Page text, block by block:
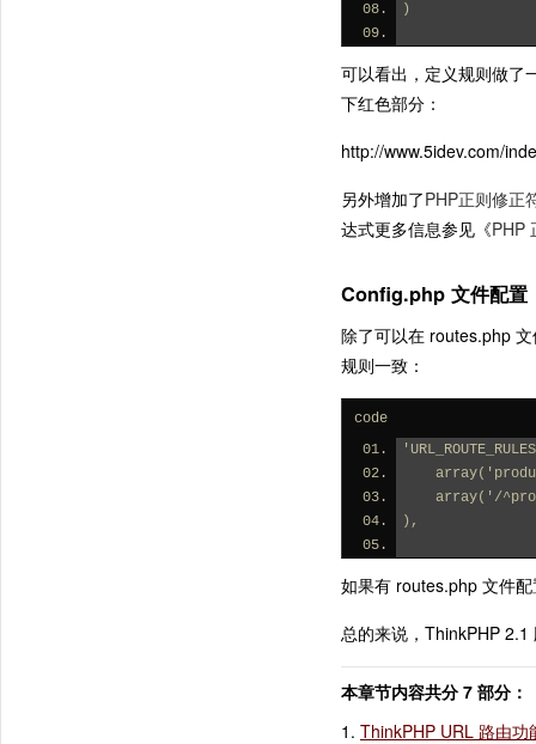
)
可以看出，定义规则做了
下红色部分：
http://www.5idev.com/
另外增加了PHP正则修正
达式更多信息参见《PHP
Config.php 文件配置
除了可以在 routes.php
规则一致：
code
array('/
),
如果有 routes.php 文件
总的来说，ThinkPHP
本章节内容共分 7 部分：
1. ThinkPHP URL 路由功